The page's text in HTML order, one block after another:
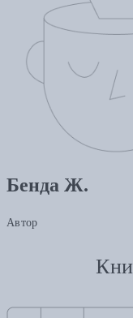
Бенда Ж.
Автор